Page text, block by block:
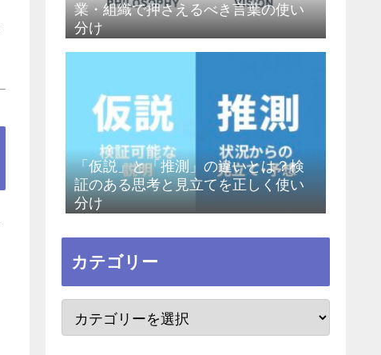
業・組織で押さえるべき言葉の使い
分け
「仮説」と「推測」の違いとは？検
証のある思考と見立てを正しく使い
分け
カテゴリー